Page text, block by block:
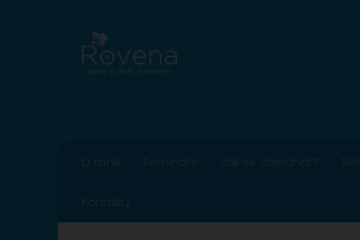
O mně Semináře Jak se objednat?
Kontakty